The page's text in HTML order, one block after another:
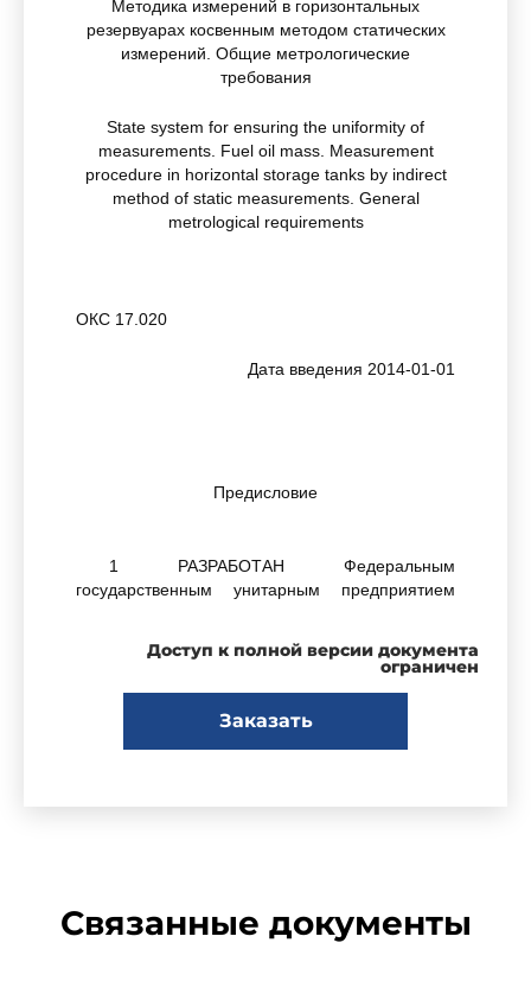
Методика измерений в горизонтальных
резервуарах косвенным методом статических
измерений. Общие метрологические
требования
State system for ensuring the uniformity of
measurements. Fuel oil mass. Measurement
procedure in horizontal storage tanks by indirect
method of static measurements. General
metrological requirements
ОКС 17.020
Дата введения 2014-01-01
Предисловие
1 РАЗРАБОТАН Федеральным
государственным унитарным предприятием
2 ВНЕСЕН Управлением метрологии
Федерального агентства по техническому
Доступ к полной версии документа
ограничен
Заказать
Связанные документы